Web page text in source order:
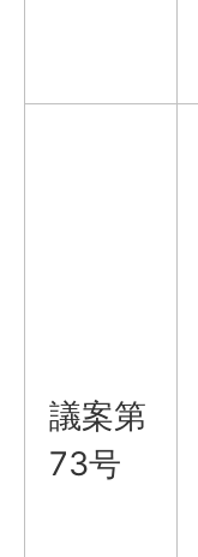
議案第
73号